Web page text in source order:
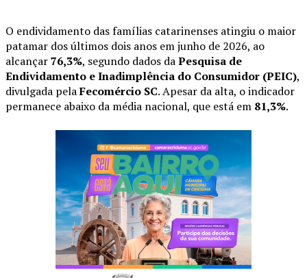
O endividamento das famílias catarinenses atingiu o maior
patamar dos últimos dois anos em junho de 2026, ao
alcançar76,3%, segundo dados daPesquisa de
Endividamento e Inadimplência do Consumidor (PEIC),
divulgada pelaFecomércio SC. Apesar da alta, o indicador
permanece abaixo da média nacional, que está em 81,3%.